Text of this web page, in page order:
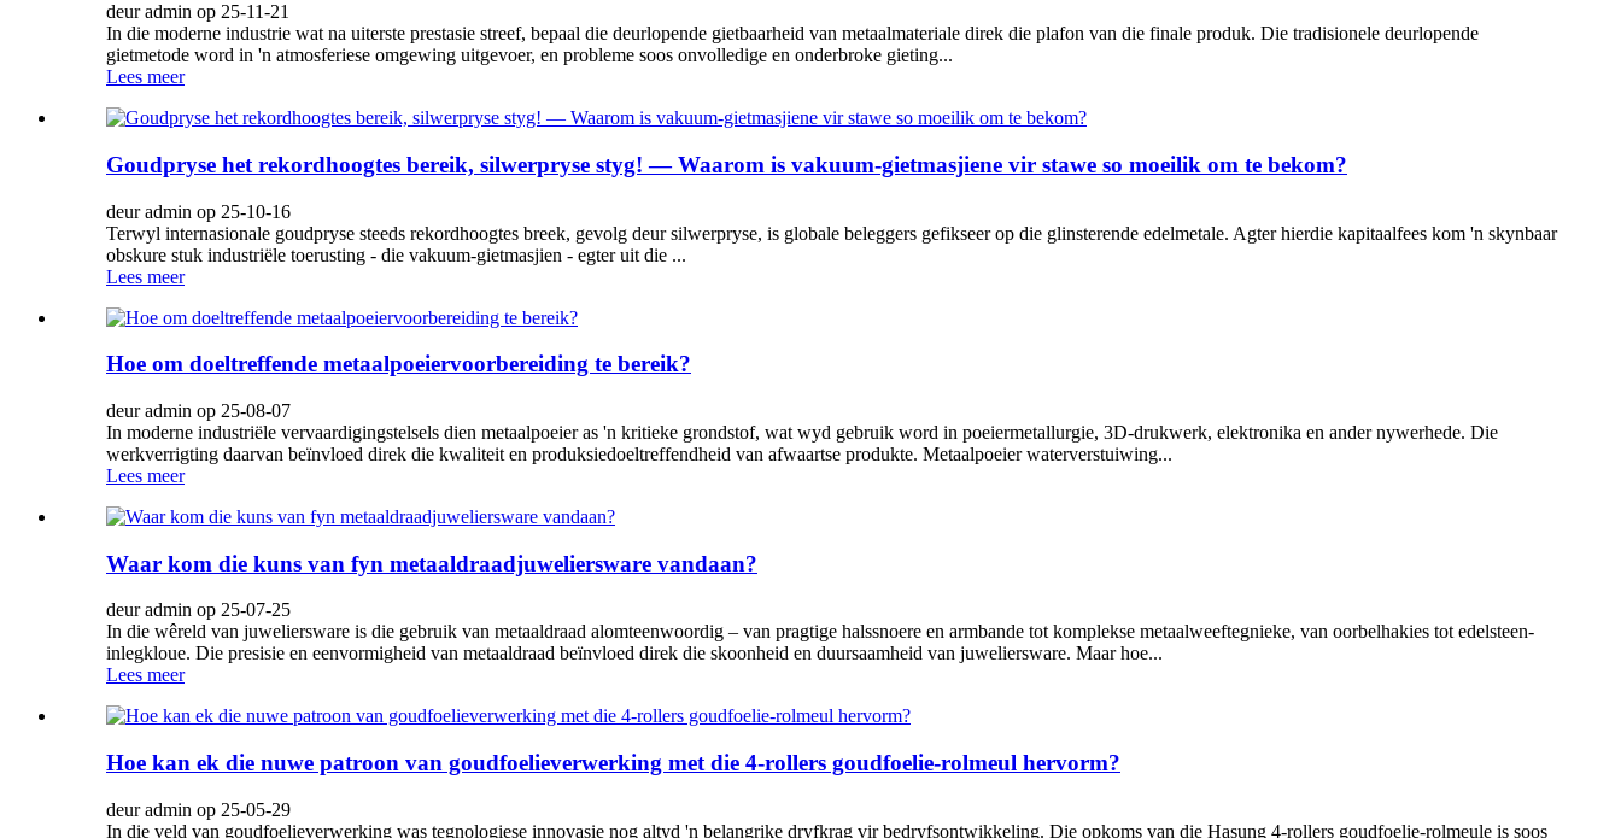
deur admin op 25-11-21
In die moderne industrie wat na uiterste prestasie streef, bepaal die deurlopende gietbaarheid van metaalmateriale direk die plafon van die finale produk. Die tradisionele deurlopende
gietmetode word in 'n atmosferiese omgewing uitgevoer, en probleme soos onvolledige en onderbroke gieting...
Lees meer
Goudpryse het rekordhoogtes bereik, silwerpryse styg! — Waarom is vakuum-gietmasjiene vir stawe so moeilik om te bekom?
deur admin op 25-10-16
Terwyl internasionale goudpryse steeds rekordhoogtes breek, gevolg deur silwerpryse, is globale beleggers gefikseer op die glinsterende edelmetale. Agter hierdie kapitaalfees kom 'n skynbaar
obskure stuk industriële toerusting - die vakuum-gietmasjien - egter uit die ...
Lees meer
Hoe om doeltreffende metaalpoeiervoorbereiding te bereik?
deur admin op 25-08-07
In moderne industriële vervaardigingstelsels dien metaalpoeier as 'n kritieke grondstof, wat wyd gebruik word in poeiermetallurgie, 3D-drukwerk, elektronika en ander nywerhede. Die
werkverrigting daarvan beïnvloed direk die kwaliteit en produksiedoeltreffendheid van afwaartse produkte. Metaalpoeier waterverstuiwing...
Lees meer
Waar kom die kuns van fyn metaaldraadjuweliersware vandaan?
deur admin op 25-07-25
In die wêreld van juweliersware is die gebruik van metaaldraad alomteenwoordig – van pragtige halssnoere en armbande tot komplekse metaalweeftegnieke, van oorbelhakies tot edelsteen-
inlegkloue. Die presisie en eenvormigheid van metaaldraad beïnvloed direk die skoonheid en duursaamheid van juweliersware. Maar hoe...
Lees meer
Hoe kan ek die nuwe patroon van goudfoelieverwerking met die 4-rollers goudfoelie-rolmeul hervorm?
deur admin op 25-05-29
In die veld van goudfoelieverwerking was tegnologiese innovasie nog altyd 'n belangrike dryfkrag vir bedryfsontwikkeling. Die opkoms van die Hasung 4-rollers goudfoelie-rolmeule is soos